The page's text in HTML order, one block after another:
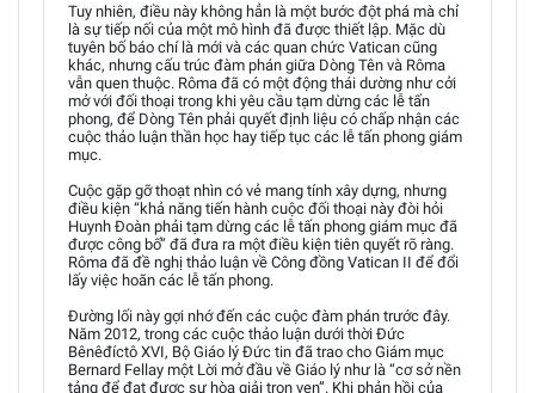
Tuy nhiên, điều này không hẳn là một bước đột phá mà chỉ
là sự tiếp nối của một mô hình đã được thiết lập. Mặc dù
tuyên bố báo chí là mới và các quan chức Vatican cũng
khác, nhưng cấu trúc đàm phán giữa Dòng Tên và Rôma
vẫn quen thuộc. Rôma đã có một động thái dường như cởi
mở với đối thoại trong khi yêu cầu tạm dừng các lễ tấn
phong, để Dòng Tên phải quyết định liệu có chấp nhận các
cuộc thảo luận thần học hay tiếp tục các lễ tấn phong giám
mục.
Cuộc gặp gỡ thoạt nhìn có vẻ mang tính xây dựng, nhưng
điều kiện “khả năng tiến hành cuộc đối thoại này đòi hỏi
Huynh Đoàn phải tạm dừng các lễ tấn phong giám mục đã
được công bố” đã đưa ra một điều kiện tiên quyết rõ ràng.
Rôma đã đề nghị thảo luận về Công đồng Vatican II để đổi
lấy việc hoãn các lễ tấn phong.
Đường lối này gợi nhớ đến các cuộc đàm phán trước đây.
Năm 2012, trong các cuộc thảo luận dưới thời Đức
Bênêđíctô XVI, Bộ Giáo lý Đức tin đã trao cho Giám mục
Bernard Fellay một Lời mở đầu về Giáo lý như là “cơ sở nền
tảng để đạt được sự hòa giải trọn vẹn”. Khi phản hồi của